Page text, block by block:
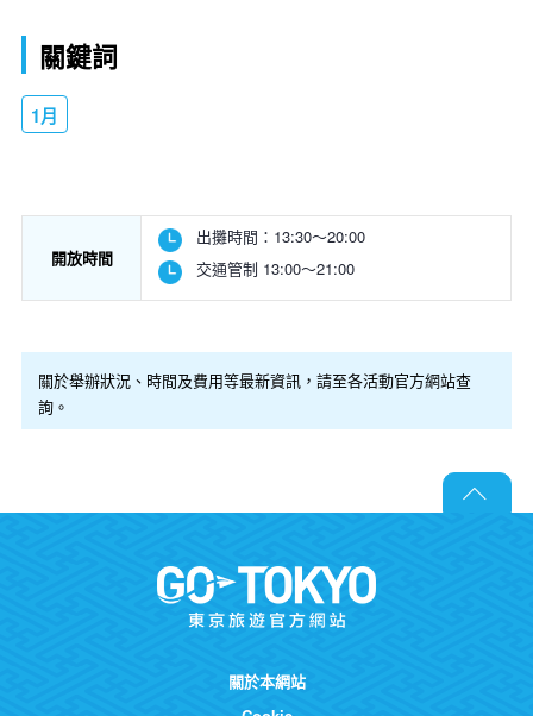
關鍵詞
1月
開放時間
出攤時間：13:30～20:00
交通管制 13:00～21:00
關於舉辦狀況、時間及費用等最新資訊，請至各活動官方網站查
詢。
關於本網站